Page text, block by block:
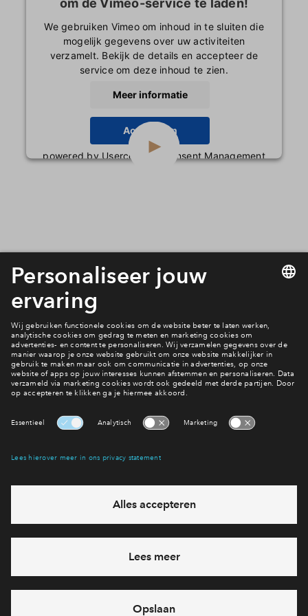
We gebruiken Vimeo om inhoud in te sluiten die
mogelijk gegevens over uw activiteiten
verzamelt. Bekijk de details en accepteer de
service om deze inhoud te zien.
Meer informatie
Accepteren
powered byUsercentrics Consent Management
Meer lezen over de toewijzing?
Toewijzing
Interesse? Meld je dan snel aan
Hiermee blijf je op de hoogte van het belangrijkste nieuws en
Ja, ik wil mij aanmelden
Heb je een vraag en wil je direct antwoord? Bel ons op
712 27 21